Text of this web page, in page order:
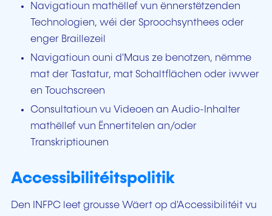
Navigatioun mathëllef vun ënnerstëtzenden
Technologien, wéi der Sproochsynthees oder
enger Braillezeil
Navigatioun ouni d'Maus ze benotzen, nëmme
mat der Tastatur, mat Schaltflächen oder iwwer
en Touchscreen
Consultatioun vu Videoen an Audio-Inhalter
mathëllef vun Ënnertitelen an/oder
Transkriptiounen
Accessibilitéitspolitik
Den INFPC leet grousse Wäert op d'Accessibilitéit vu